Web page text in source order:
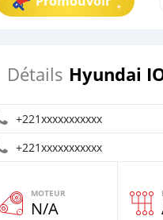
Détails Hyundai
+221xxxxxxxxxxx
+221xxxxxxxxxxx
MOTEUR
N/A